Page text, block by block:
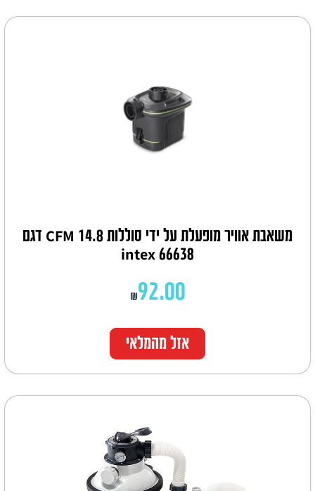
משאבת אוויר מופעלת על ידי סוללות 14.8 CFM דגם
66638 intex
₪92.00
אזל מהמלאי